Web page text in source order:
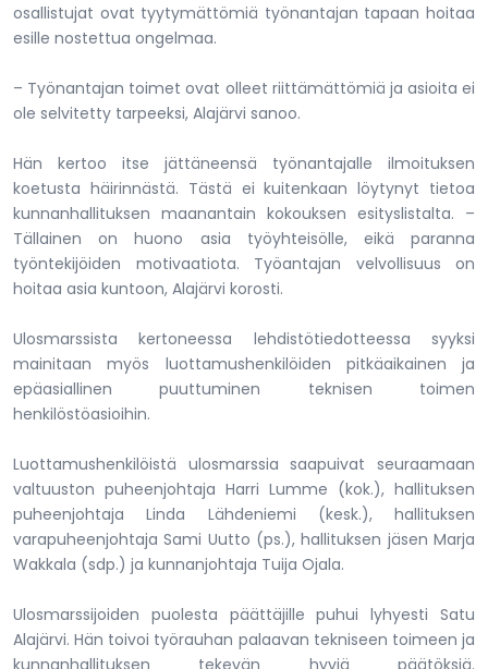
osallistujat ovat tyytymättömiä työnantajan tapaan hoitaa
esille nostettua ongelmaa.
– Työnantajan toimet ovat olleet riittämättömiä ja asioita ei
ole selvitetty tarpeeksi, Alajärvi sanoo.
Hän kertoo itse jättäneensä työnantajalle ilmoituksen
koetusta häirinnästä. Tästä ei kuitenkaan löytynyt tietoa
kunnanhallituksen maanantain kokouksen esityslistalta. –
Tällainen on huono asia työyhteisölle, eikä paranna
työntekijöiden motivaatiota. Työantajan velvollisuus on
hoitaa asia kuntoon, Alajärvi korosti.
Ulosmarssista kertoneessa lehdistötiedotteessa syyksi
mainitaan myös luottamushenkilöiden pitkäaikainen ja
epäasiallinen puuttuminen teknisen toimen
henkilöstöasioihin.
Luottamushenkilöistä ulosmarssia saapuivat seuraamaan
valtuuston puheenjohtaja Harri Lumme (kok.), hallituksen
puheenjohtaja Linda Lähdeniemi (kesk.), hallituksen
varapuheenjohtaja Sami Uutto (ps.), hallituksen jäsen Marja
Wakkala (sdp.) ja kunnanjohtaja Tuija Ojala.
Ulosmarssijoiden puolesta päättäjille puhui lyhyesti Satu
Alajärvi. Hän toivoi työrauhan palaavan tekniseen toimeen ja
kunnanhallituksen tekevän hyviä päätöksiä.